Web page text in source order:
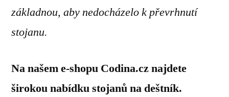
základnou, aby nedocházelo k převrhnutí
stojanu.
Na našem e-shopu Codina.cz najdete
širokou nabídku stojanů na deštník.